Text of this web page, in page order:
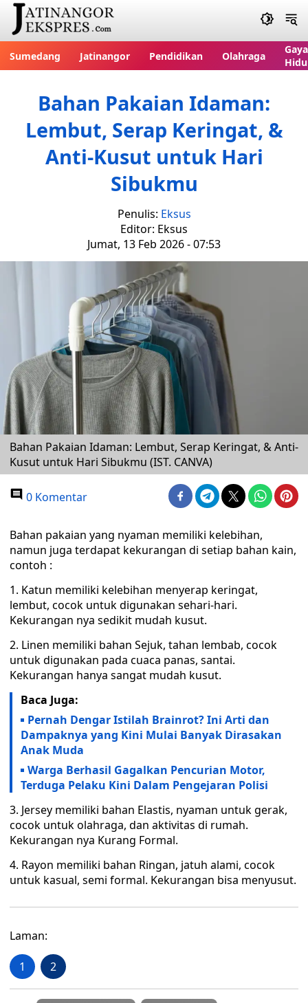
Sumedang Jatinangor Pendidikan Olahraga
Gaya
Bahan Pakaian Idaman:
Lembut, Serap Keringat, &
Anti-Kusut untuk Hari
Sibukmu
Penulis: Eksus
Editor: Eksus
Jumat, 13 Feb 2026 - 07:53
Bahan Pakaian Idaman: Lembut, Serap Keringat, & Anti-
Kusut untuk Hari Sibukmu (IST. CANVA)
0 Komentar
Bahan pakaian yang nyaman memiliki kelebihan,
namun juga terdapat kekurangan di setiap bahan kain,
contoh :
1. Katun memiliki kelebihan menyerap keringat,
lembut, cocok untuk digunakan sehari-hari.
Kekurangan nya sedikit mudah kusut.
2. Linen memiliki bahan Sejuk, tahan lembab, cocok
untuk digunakan pada cuaca panas, santai.
Kekurangan hanya sangat mudah kusut.
Baca Juga:
Pernah Dengar Istilah Brainrot? Ini Arti dan
Dampaknya yang Kini Mulai Banyak Dirasakan
Anak Muda
Warga Berhasil Gagalkan Pencurian Motor,
Terduga Pelaku Kini Dalam Pengejaran Polisi
3. Jersey memiliki bahan Elastis, nyaman untuk gerak,
cocok untuk olahraga, dan aktivitas di rumah.
Kekurangan nya Kurang Formal.
4. Rayon memiliki bahan Ringan, jatuh alami, cocok
untuk kasual, semi formal. Kekurangan bisa menyusut.
Laman:
1 2